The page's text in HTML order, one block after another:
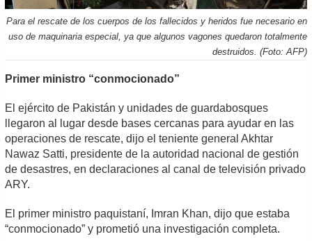
Para el rescate de los cuerpos de los fallecidos y heridos fue necesario en
uso de maquinaria especial, ya que algunos vagones quedaron totalmente
destruidos. (Foto: AFP)
Primer ministro “conmocionado”
El ejército de Pakistán y unidades de guardabosques
llegaron al lugar desde bases cercanas para ayudar en las
operaciones de rescate, dijo el teniente general Akhtar
Nawaz Satti, presidente de la autoridad nacional de gestión
de desastres, en declaraciones al canal de televisión privado
ARY.
El primer ministro paquistaní, Imran Khan, dijo que estaba
“conmocionado” y prometió una investigación completa.